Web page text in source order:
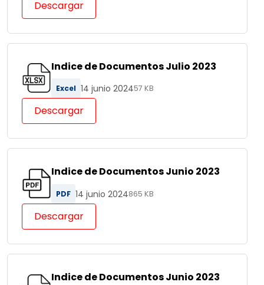
Descargar
Indice de Documentos Julio 2023
Excel 14 junio 202457 KB
Descargar
Indice de Documentos Junio 2023
PDF 14 junio 2024865 KB
Descargar
Indice de Documentos Junio 2023